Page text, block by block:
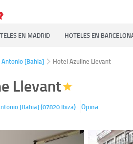
EN MADRID HOTELES EN
Antonio [Bahia] Hotel Azuline Llevant
Llevant
[Bahia](07820 Ibiza) Opina